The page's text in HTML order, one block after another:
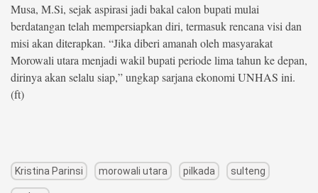
Musa, M.Si, sejak aspirasi jadi bakal calon bupati mulai
berdatangan telah mempersiapkan diri, termasuk rencana visi dan
misi akan diterapkan. “Jika diberi amanah oleh masyarakat
Morowali utara menjadi wakil bupati periode lima tahun ke depan,
dirinya akan selalu siap,” ungkap sarjana ekonomi UNHAS ini.
(ft)
Kristina Parinsi morowali utara pilkada sulteng